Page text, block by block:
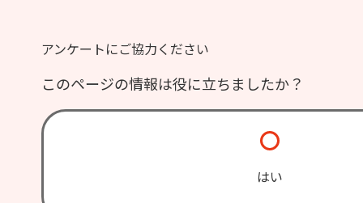
アンケートにご協力ください
このページの情報は役に立ちましたか？
はい